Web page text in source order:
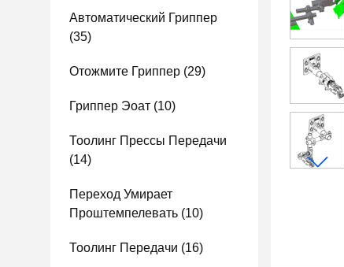
Автоматический Гриппер
(35)
Отожмите Гриппер (29)
Гриппер Эоат (10)
Тоолинг Прессы Передачи
(14)
Переход Умирает
Проштемпелевать (10)
Тоолинг Передачи (16)